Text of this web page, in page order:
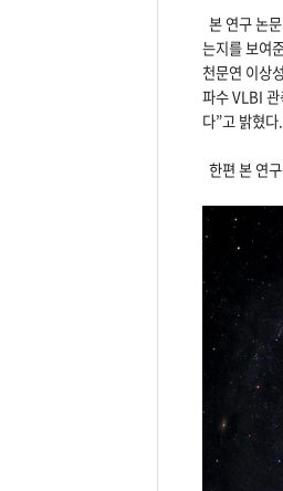
본 연구 논
는지를 보여
천문연 이상
파수 VLBI 관
다”고 밝혔다.
한편 본 연